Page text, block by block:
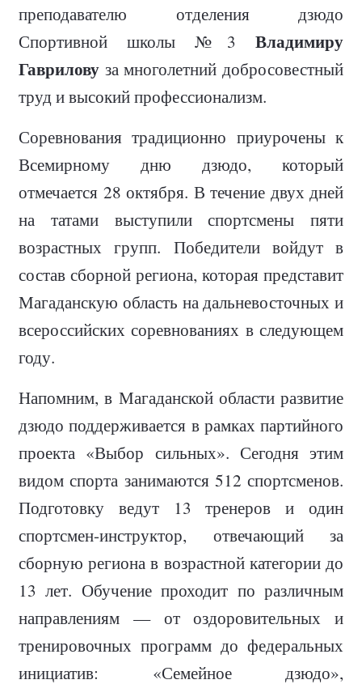
преподавателю отделения дзюдо
Спортивной школы №3 Владимиру
Гаврилову за многолетний добросовестный
труд и высокий профессионализм.
Соревнования традиционно приурочены к
Всемирному дню дзюдо, который
отмечается 28 октября. В течение двух дней
на татами выступили спортсмены пяти
возрастных групп. Победители войдут в
состав сборной региона, которая представит
Магаданскую область на дальневосточных и
всероссийских соревнованиях в следующем
году.
Напомним, в Магаданской области развитие
дзюдо поддерживается в рамках партийного
проекта «Выбор сильных». Сегодня этим
видом спорта занимаются 512 спортсменов.
Подготовку ведут 13 тренеров и один
спортсмен-инструктор, отвечающий за
сборную региона в возрастной категории до
13 лет. Обучение проходит по различным
направлениям — от оздоровительных и
тренировочных программ до федеральных
инициатив: «Семейное дзюдо»,